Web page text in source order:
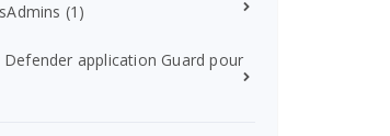
(1)
application Guard pour